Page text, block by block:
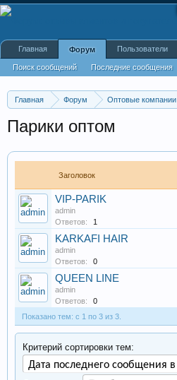
Главная Форум
Оптовые компании
Парики оптом
Заголовок
VIP-PARIK
admin
Ответов:
1
KARKAFI HAIR
admin
Ответов:
0
QUEEN LINE
admin
Ответов:
0
Показано тем: с 1 по 3 из 3.
Критерий сортировки тем:
Главная Форум
Поиск сообщений Последние сообщения
Пользователи